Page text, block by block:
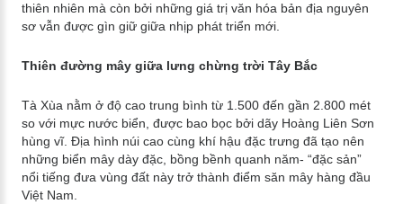
thiên nhiên mà còn bởi những giá trị văn hóa bản địa nguyên
sơ vẫn được gìn giữ giữa nhịp phát triển mới.
Thiên đường mây giữa lưng chừng trời Tây Bắc
Tà Xùa nằm ở độ cao trung bình từ 1.500 đến gần 2.800 mét
so với mực nước biển, được bao bọc bởi dãy Hoàng Liên Sơn
hùng vĩ. Địa hình núi cao cùng khí hậu đặc trưng đã tạo nên
những biển mây dày đặc, bồng bềnh quanh năm- “đặc sản”
nổi tiếng đưa vùng đất này trở thành điểm săn mây hàng đầu
Việt Nam.